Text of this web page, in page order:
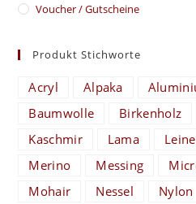
Voucher / Gutscheine
Produkt Stichworte
Acryl Alpaka
Baumwolle
Birkenholz
Kaschmir
Lama
Merino
Messing
Mohair
Nessel Nylon